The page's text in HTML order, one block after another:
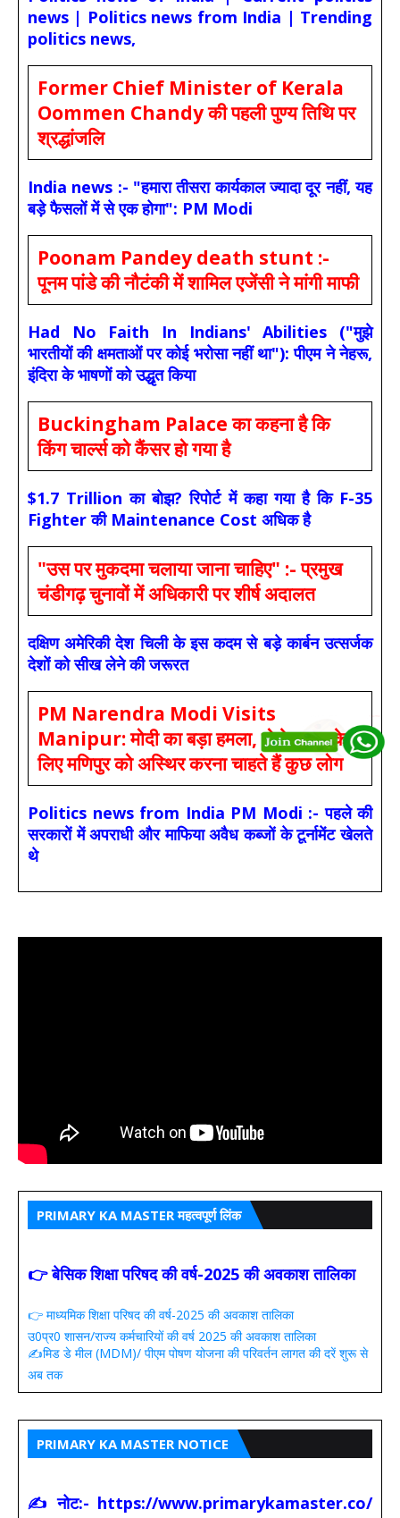
news | Politics news from India | Trending
politics news,
Former Chief Minister of Kerala
Oommen Chandy की पहली पुण्य तिथि पर
श्रद्धांजलि
India news :- "हमारा तीसरा कार्यकाल ज्यादा दूर नहीं, यह
बड़े फैसलों में से एक होगा": PM Modi
Poonam Pandey death stunt :-
पूनम पांडे की नौटंकी में शामिल एजेंसी ने मांगी माफी
Had No Faith In Indians' Abilities ("मुझे
भारतीयों की क्षमताओं पर कोई भरोसा नहीं था"): पीएम ने नेहरू,
इंदिरा के भाषणों को उद्धृत किया
Buckingham Palace का कहना है कि
किंग चार्ल्स को कैंसर हो गया है
$1.7 Trillion का बोझ? रिपोर्ट में कहा गया है कि F-35
Fighter की Maintenance Cost अधिक है
"उस पर मुकदमा चलाया जाना चाहिए" :- प्रमुख
चंडीगढ़ चुनावों में अधिकारी पर शीर्ष अदालत
दक्षिण अमेरिकी देश चिली के इस कदम से बड़े कार्बन उत्सर्जक
देशों को सीख लेने की जरूरत
PM Narendra Modi Visits
Manipur: मोदी का बड़ा हमला, बोले- सत्ता के
लिए मणिपुर को अस्थिर करना चाहते हैं कुछ लोग
Politics news from India PM Modi :- पहले की
सरकारों में अपराधी और माफिया अवैध कब्जों के टूर्नामेंट खेलते
थे
PRIMARY KA MASTER महत्वपूर्ण लिंक
👉 बेसिक शिक्षा परिषद की वर्ष-2025 की अवकाश तालिका
👉 माध्यमिक शिक्षा परिषद की वर्ष-2025 की अवकाश तालिका
उ0प्र0 शासन/राज्य कर्मचारियों की वर्ष 2025 की अवकाश तालिका
✍️मिड डे मील (MDM)/ पीएम पोषण योजना की परिवर्तन लागत की दरें शुरू से
अब तक
PRIMARY KA MASTER NOTICE
✍ नोट:- https://www.primarykamaster.co/